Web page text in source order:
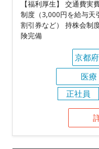
【福利厚生】 交通費
制度（3,000円を給与天
割引券など） 持株会制
険完備
京都府
医
正社員